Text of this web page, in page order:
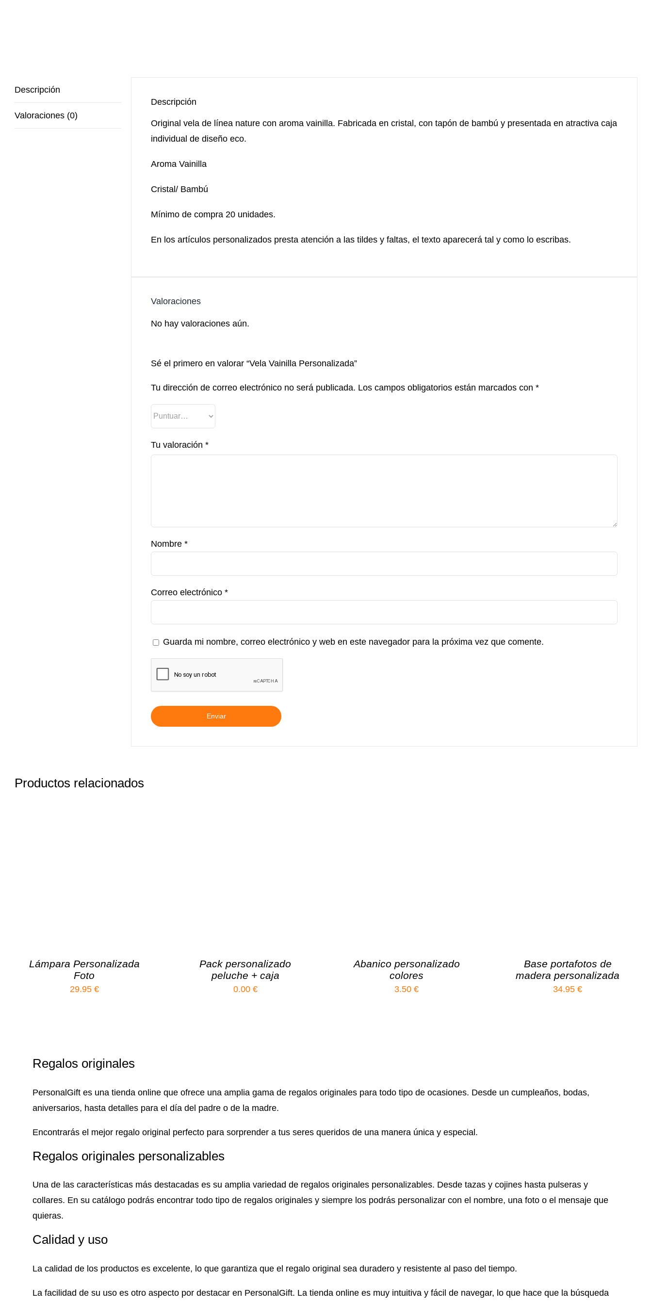
Descripción
Valoraciones (0)
Descripción
Original vela de línea nature con aroma vainilla. Fabricada en cristal, con tapón de bambú y presentada en atractiva caja
individual de diseño eco.
Aroma Vainilla
Cristal/ Bambú
Mínimo de compra 20 unidades.
En los artículos personalizados presta atención a las tildes y faltas, el texto aparecerá tal y como lo escribas.
Valoraciones
No hay valoraciones aún.
Sé el primero en valorar “Vela Vainilla Personalizada”
Tu dirección de correo electrónico no será publicada. Los campos obligatorios están marcados con *
Tu valoración *
Nombre *
Correo electrónico *
Guarda mi nombre, correo electrónico y web en este navegador para la próxima vez que comente.
Productos relacionados
Lámpara Personalizada
Foto
29.95 €
Pack personalizado
peluche + caja
0.00 €
Abanico personalizado
colores
3.50€
Base portafotos de
madera personalizada
34.95€
Regalos originales
PersonalGift es una tienda online que ofrece una amplia gama de regalos originales para todo tipo de ocasiones. Desde un cumpleaños, bodas,
aniversarios, hasta detalles para el día del padre o de la madre.
Encontrarás el mejor regalo original perfecto para sorprender a tus seres queridos de una manera única y especial.
Regalos originales personalizables
Una de las características más destacadas es su amplia variedad de regalos originales personalizables. Desde tazas y cojines hasta pulseras y
collares. En su catálogo podrás encontrar todo tipo de regalos originales y siempre los podrás personalizar con el nombre, una foto o el mensaje que
quieras.
Calidad y uso
La calidad de los productos es excelente, lo que garantiza que el regalo original sea duradero y resistente al paso del tiempo.
La facilidad de su uso es otro aspecto por destacar en PersonalGift. La tienda online es muy intuitiva y fácil de navegar, lo que hace que la búsqueda